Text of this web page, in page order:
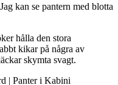
kan se pantern med blotta
hålla den stora
kikar på några av
skymta svagt.